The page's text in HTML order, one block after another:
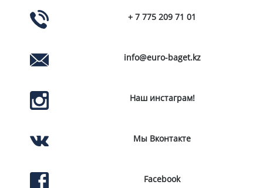
+ 7 775 209 71 01
info@euro-baget.kz
Наш инстаграм!
Мы Вконтакте
Facebook